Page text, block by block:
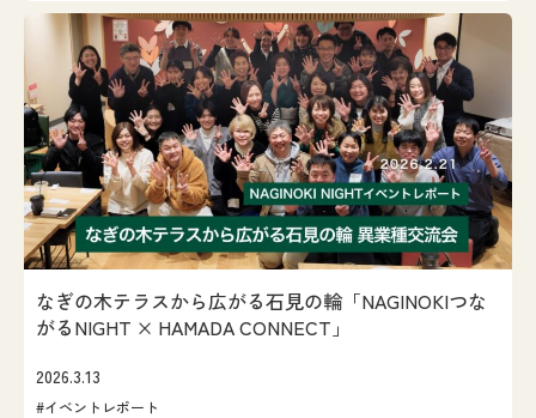
なぎの木テラスから広がる石見の輪「NAGINOKIつな
がるNIGHT × HAMADA CONNECT」
2026.3.13
#イベントレポート